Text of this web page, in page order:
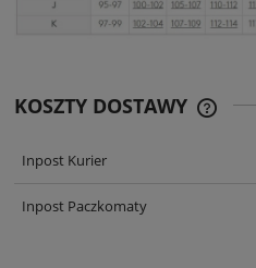
KOSZTY DOSTAWY
Inpost Kurier
Inpost Paczkomaty